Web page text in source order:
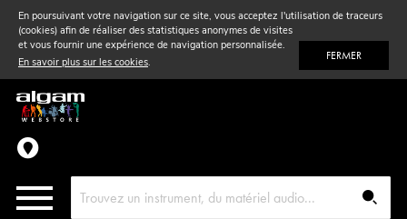
En poursuivant votre navigation sur ce site, vous acceptez l'utilisation de traceurs
(cookies) afin de réaliser des statistiques anonymes de visites
et vous fournir une expérience de navigation personnalisée.
En savoir plus sur les cookies. FERMER
Vent& Violon
Accessoires
Pièces détachées